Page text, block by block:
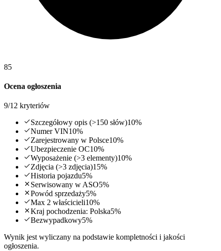
85
Ocena ogłoszenia
9/12 kryteriów
Szczegółowy opis (>150 słów)10%
Numer VIN10%
Zarejestrowany w Polsce10%
Ubezpieczenie OC10%
Wyposażenie (>3 elementy)10%
Zdjęcia (>3 zdjęcia)15%
Historia pojazdu5%
Serwisowany w ASO5%
Powód sprzedaży5%
Max 2 właścicieli10%
Kraj pochodzenia: Polska5%
Bezwypadkowy5%
Wynik jest wyliczany na podstawie kompletności i jakości
ogłoszenia.